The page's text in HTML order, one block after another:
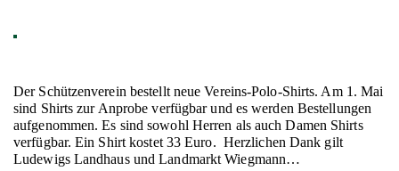
Der Schützenverein bestellt neue Vereins-Polo-Shirts. Am 1. Mai
sind Shirts zur Anprobe verfügbar und es werden Bestellungen
aufgenommen. Es sind sowohl Herren als auch Damen Shirts
verfügbar. Ein Shirt kostet 33 Euro. Herzlichen Dank gilt
Ludewigs Landhaus und Landmarkt Wiegmann…